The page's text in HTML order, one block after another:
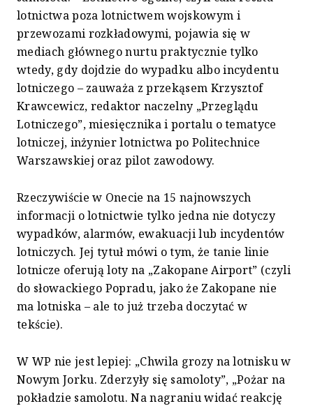
lotnictwa poza lotnictwem wojskowym i
przewozami rozkładowymi, pojawia się w
mediach głównego nurtu praktycznie tylko
wtedy, gdy dojdzie do wypadku albo incydentu
lotniczego – zauważa z przekąsem Krzysztof
Krawcewicz, redaktor naczelny „Przeglądu
Lotniczego”, miesięcznika i portalu o tematyce
lotniczej, inżynier lotnictwa po Politechnice
Warszawskiej oraz pilot zawodowy.
Rzeczywiście w Onecie na 15 najnowszych
informacji o lotnictwie tylko jedna nie dotyczy
wypadków, alarmów, ewakuacji lub incydentów
lotniczych. Jej tytuł mówi o tym, że tanie linie
lotnicze oferują loty na „Zakopane Airport” (czyli
do słowackiego Popradu, jako że Zakopane nie
ma lotniska – ale to już trzeba doczytać w
tekście).
W WP nie jest lepiej: „Chwila grozy na lotnisku w
Nowym Jorku. Zderzyły się samoloty”, „Pożar na
pokładzie samolotu. Na nagraniu widać reakcję